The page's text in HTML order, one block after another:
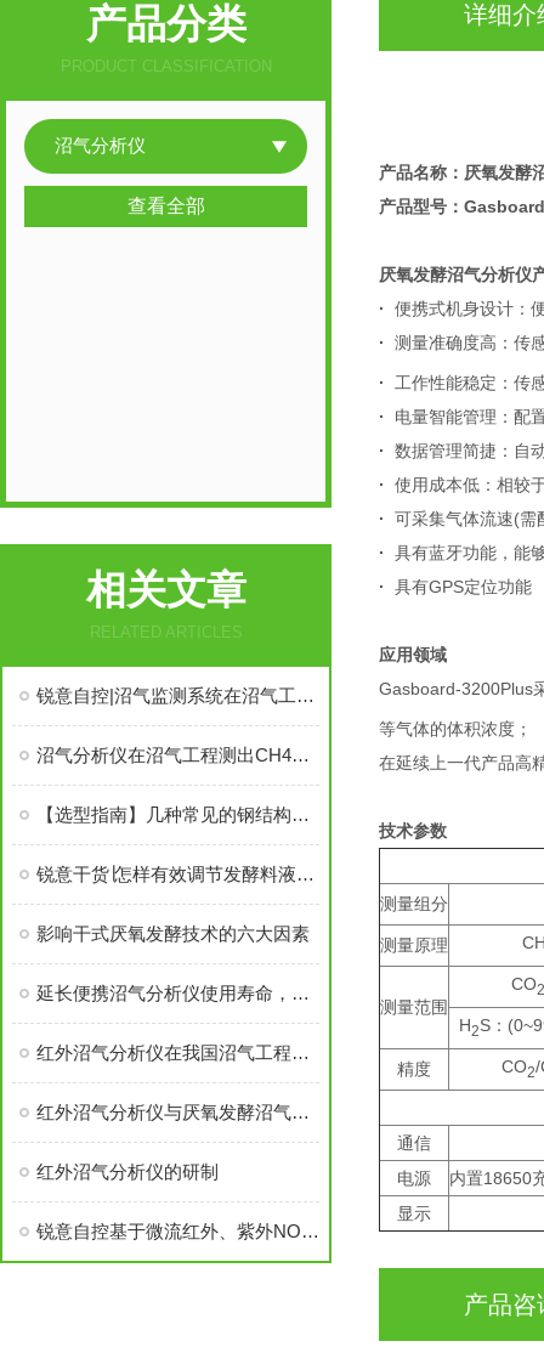
产品分类
PRODUCT CLASSIFICATION
沼气分析仪
查看全部
相关文章
RELATED ARTICLES
锐意自控|沼气监测系统在沼气工程中的应用
沼气分析仪在沼气工程测出CH4浓度达94%的沼气！
【选型指南】几种常见的钢结构发酵罐与软体沼气池汇总
锐意干货∣怎样有效调节发酵料液pH值？
影响干式厌氧发酵技术的六大因素
延长便携沼气分析仪使用寿命，这样维护就对了！
红外沼气分析仪在我国沼气工程中的应用
红外沼气分析仪与厌氧发酵沼气产量计算
红外沼气分析仪的研制
锐意自控基于微流红外、紫外NOX传感器的汽车尾气分析仪通过多省计量认证
详细介
产品名称： 厌氧发酵
产品型号：
厌氧发酵沼气分析仪
· 便携式机身设计：
· 测量准确度高：传
· 工作性能稳定：传
· 电量智能管理：配
· 数据管理简捷：自
· 使用成本低：相较
· 可采集气体流速(需
· 具有蓝牙功能，能
· 具有GPS定位功能
应用领域
Gasboard-3200Plus
等气体的体积浓度；
在延续上一代产品
技术参数
测量组分
测量原理
测量范围
CO2
H2S：
精度 CO2/
通信
电源
内置18650
显示
产品咨